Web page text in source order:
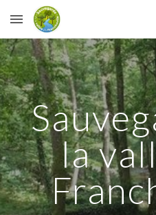
Skip to main content
la